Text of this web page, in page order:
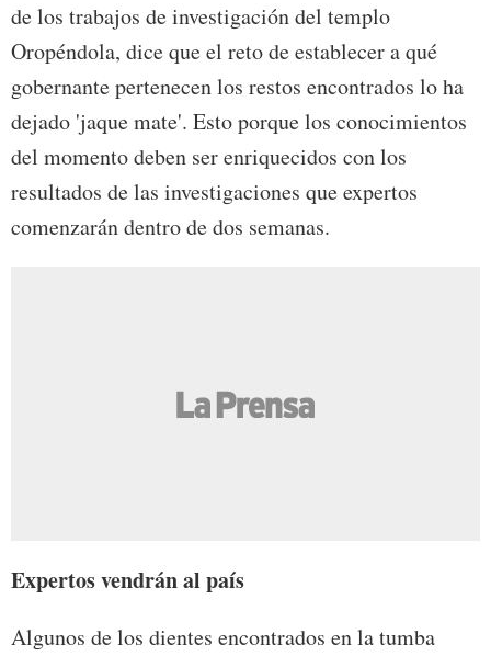
de los trabajos de investigación del templo
Oropéndola, dice que el reto de establecer a qué
gobernante pertenecen los restos encontrados lo ha
dejado 'jaque mate'. Esto porque los conocimientos
del momento deben ser enriquecidos con los
resultados de las investigaciones que expertos
comenzarán dentro de dos semanas.
Expertos vendrán al país
Algunos de los dientes encontrados en la tumba